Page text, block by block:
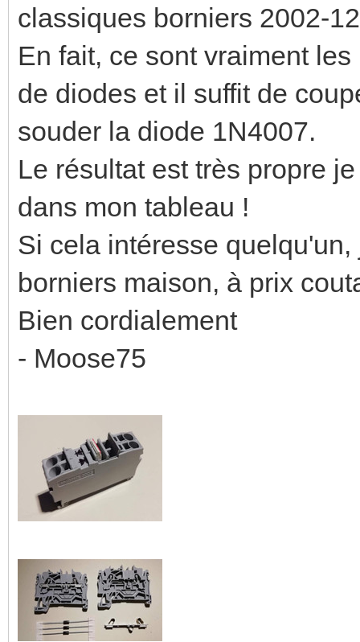
classiques borniers 2002-
En fait, ce sont vraiment
de diodes et il suffit de
souder la diode 1N4007.
Le résultat est très propre
dans mon tableau !
Si cela intéresse
borniers maison, à prix
Bien cordialement
- Moose75